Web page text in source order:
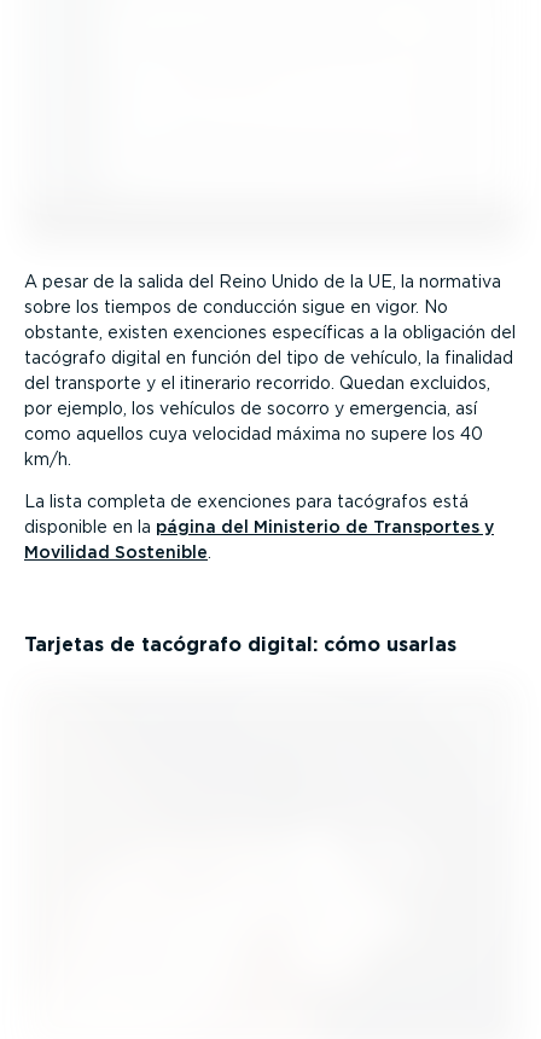
A pesar de la salida del Reino Unido de la UE, la normativa
sobre los tiempos de conducción sigue en vigor. No
obstante, existen exenciones específicas a la obligación del
tacógrafo digital en función del tipo de vehículo, la finalidad
del transporte y el itinerario recorrido. Quedan excluidos,
por ejemplo, los vehículos de socorro y emergencia, así
como aquellos cuya velocidad máxima no supere los 40
km/h.
La lista completa de exenciones para tacógrafos está
disponible en la página del Ministerio de Transportes y
Movilidad Sostenible
Tarjetas de tacógrafo digital: cómo usarlas